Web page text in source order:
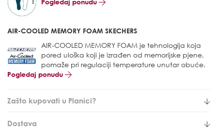
Pogledaj ponudu
AIR-COOLED MEMORY FOAM SKECHERS
AIR-COOLED MEMORY FOAM je tehnologija koja
pored uloška koji je izrađen od memorijske pjene,
pomaže pri regulaciji temperature unutar obuće.
Pogledaj ponudu
Zašto kupovati u Planici?
Dostava